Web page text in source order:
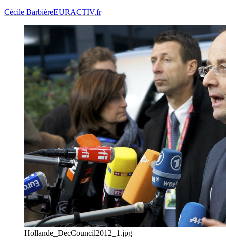
Cécile BarbièreEURACTIV.fr
Hollande_DecCouncil2012_1.jpg